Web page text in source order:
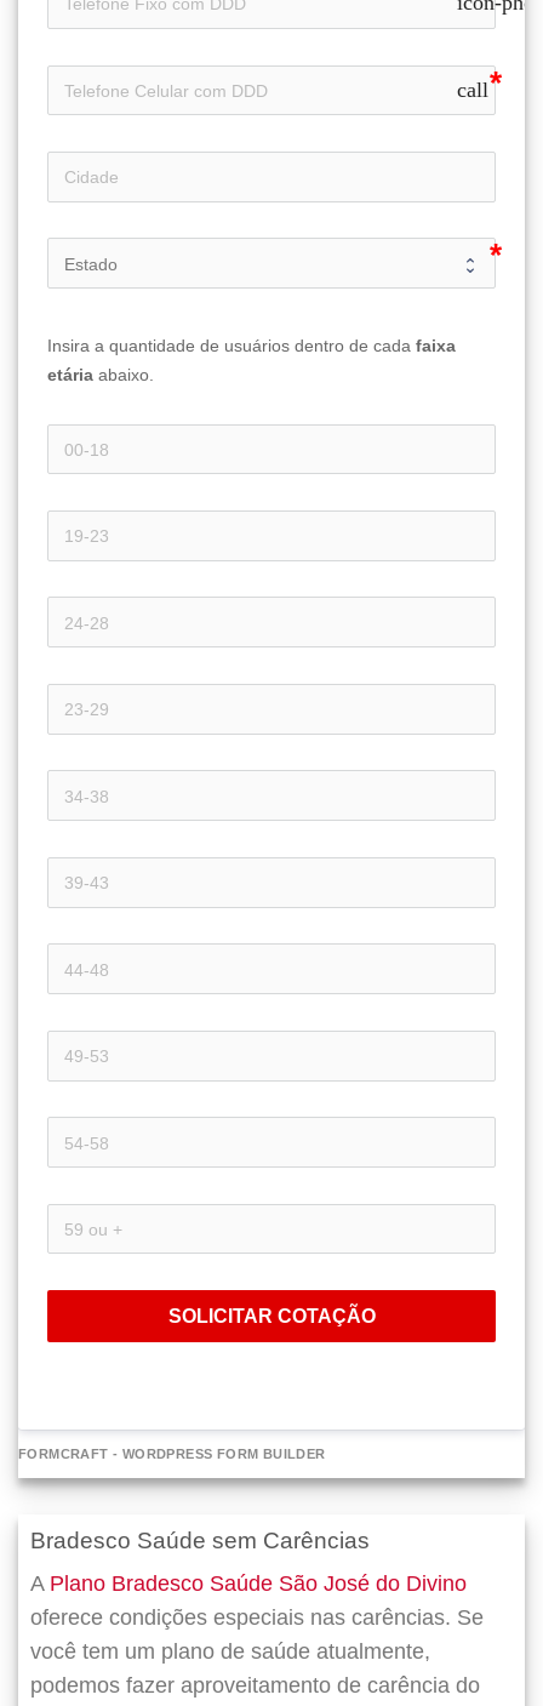
call
Insira a quantidade de usuários dentro de cada faixa
etária abaixo.
SOLICITAR COTAÇÃO
FORMCRAFT - WORDPRESS FORM BUILDER
Bradesco Saúde sem Carências
A Plano Bradesco Saúde São José do Divino
oferece condições especiais nas carências. Se
você tem um plano de saúde atualmente,
podemos fazer aproveitamento de carência do